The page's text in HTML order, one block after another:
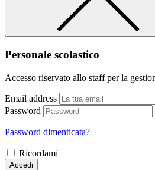
Personale scolastico
Accesso riservato allo staff per la
Email address
Password
Password dimenticata?
Ricordami
Accedi